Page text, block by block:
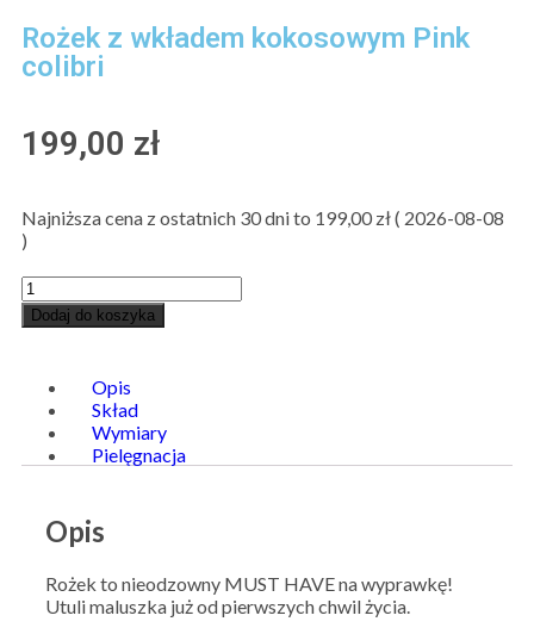
Rożek z wkładem kokosowym Pink
colibri
199,00 zł
Najniższa cena z ostatnich 30 dni to 199,00 zł( 2026-08-08
)
Dodaj do koszyka
Opis
Skład
Wymiary
Pielęgnacja
Opis
Rożek to nieodzowny MUST HAVE na wyprawkę!
Utuli maluszka już od pierwszych chwil życia.